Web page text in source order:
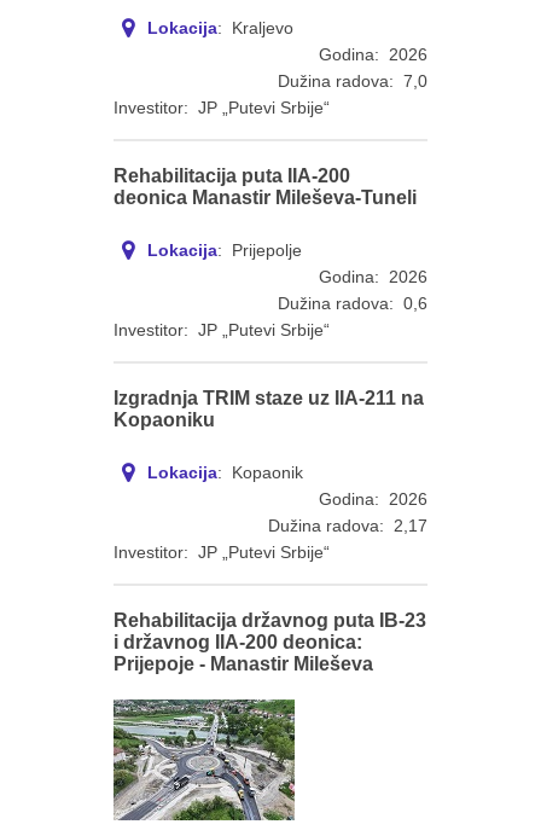
Lokacija: Kraljevo
Godina: 2026
Dužina radova: 7,0
Investitor: JP „Putevi Srbije“
Rehabilitacija puta IIA-200
deonica Manastir Mileševa-Tuneli
Lokacija: Prijepolje
Godina: 2026
Dužina radova: 0,6
Investitor: JP „Putevi Srbije“
Izgradnja TRIM staze uz IIA-211 na
Kopaoniku
Lokacija: Kopaonik
Godina: 2026
Dužina radova: 2,17
Investitor: JP „Putevi Srbije“
Rehabilitacija državnog puta IB-23
i državnog IIA-200 deonica:
Prijepoje - Manastir Mileševa